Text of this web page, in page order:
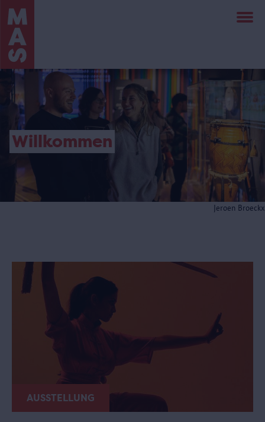
Direkt
zum
Inhalt
Jeroen Broeckx
Willkommen
AUSSTELLUNG